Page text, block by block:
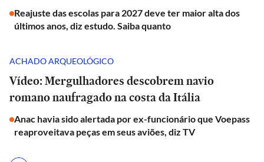
Reajuste das escolas para 2027 deve ter maior alta dos
últimos anos, diz estudo. Saiba quanto
ACHADO ARQUEOLÓGICO
Vídeo: Mergulhadores descobrem navio
romano naufragado na costa da Itália
Anac havia sido alertada por ex-funcionário que Voepass
reaproveitava peças em seus aviões, diz TV